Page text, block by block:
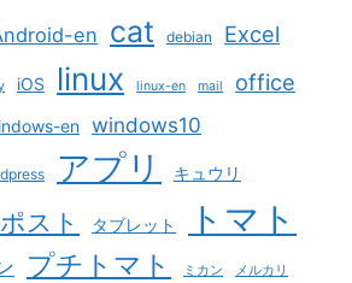
en cat debian Excel
iOS linux linux-en mail office
en windows10
アプリ キュウリ
スト タブレット トマト
プチトマト ミカン メルカリ